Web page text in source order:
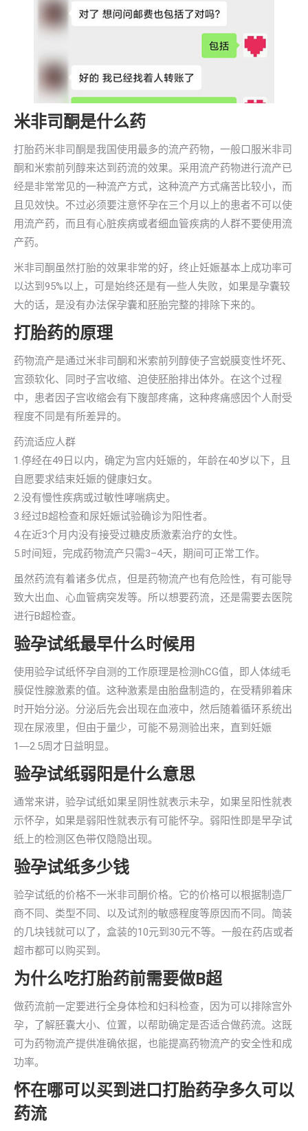
米非司酮是什么药
打胎药米非司酮是我国使用最多的流产药物，一般口服米非司
酮和米索前列醇来达到药流的效果。采用流产药物进行流产已
经是非常常见的一种流产方式，这种流产方式痛苦比较小，而
且见效快。不过必须要注意怀孕在三个月以上的患者不可以使
用流产药，而且有心脏疾病或者细血管疾病的人群不要使用流
产药。
米非司酮虽然打胎的效果非常的好，终止妊娠基本上成功率可
以达到95%以上，可是始终还是有一些人失败，如果是孕囊较
大的话，是没有办法保孕囊和胚胎完整的排除下来的。
打胎药的原理
药物流产是通过米非司酮和米索前列醇使子宫蜕膜变性坏死、
宫颈软化、同时子宫收缩、迫使胚胎排出体外。在这个过程
中，患者因子宫收缩会有下腹部疼痛，这种疼痛感因个人耐受
程度不同是有所差异的。
药流适应人群
1.停经在49日以内，确定为宫内妊娠的，年龄在40岁以下，且
自愿要求结束妊娠的健康妇女。
2.没有慢性疾病或过敏性哮喘病史。
3.经过B超检查和尿妊娠试验确诊为阳性者。
4.在近3个月内没有接受过糖皮质激素治疗的女性。
5.时间短，完成药物流产只需3–4天，期间可正常工作。
虽然药流有着诸多优点，但是药物流产也有危险性，有可能导
致大出血、心血管病突发等。所以想要药流，还是需要去医院
进行B超检查。
验孕试纸最早什么时候用
使用验孕试纸怀孕自测的工作原理是检测hCG值，即人体绒毛
膜促性腺激素的值。这种激素是由胎盘制造的，在受精卵着床
时开始分泌。分泌后先会出现在血液中，然后随着循环系统出
现在尿液里，但由于量少，可能不易测验出来，直到妊娠
1―2.5周才日益明显。
验孕试纸弱阳是什么意思
通常来讲，验孕试纸如果呈阴性就表示未孕，如果呈阳性就表
示怀孕，如果是弱阳性就表示有可能怀孕。弱阳性即是早孕试
纸上的检测区色带仅隐隐出现。
验孕试纸多少钱
验孕试纸的价格不一米非司酮价格。它的价格可以根据制造厂
商不同、类型不同、以及试剂的敏感程度等原因而不同。简装
的几块钱就可以了，盒装的10元到30元不等。一般在药店或者
超市都可以购买到。
为什么吃打胎药前需要做B超
做药流前一定要进行全身体检和妇科检查，因为可以排除宫外
孕，了解胚囊大小、位置，以帮助确定是否适合做药流。这既
可为药物流产提供准确依据，也能提高药物流产的安全性和成
功率。
怀在哪可以买到进口打胎药孕多久可以
药流